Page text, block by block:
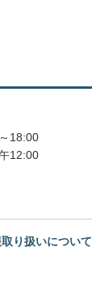
18:00
12:00
り扱いについて